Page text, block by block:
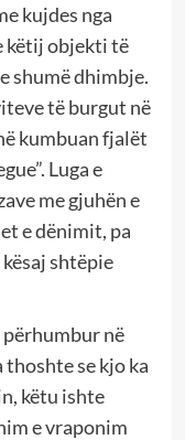
kujdes nga
këtij objekti të
shumë dhimbje.
të burgut në
kumbuan fjalët
Luga e
me gjuhën e
e dënimit, pa
shtëpie
në
se kjo ka
këtu ishte
e vraponim